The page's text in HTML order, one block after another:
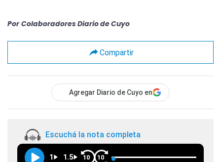
Por Colaboradores Diario de Cuyo
Compartir
Agregar Diario de Cuyo en
Escuchá la nota completa
1 1.5 10 10